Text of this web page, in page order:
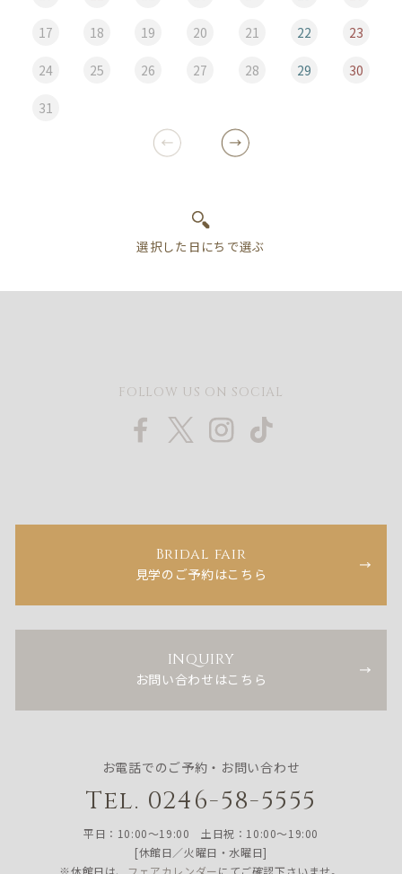
17 18 19 20 21 22 23
24 25 26 27 28 29 30
31
FOLLOW US ON SOCIAL
Bridal fair
見学のご予約はこちら
INQUIRY
お問い合わせはこちら
お電話でのご予約・お問い合わせ
Tel. 0246-58-5555
平日：10:00〜19:00 土日祝：10:00〜19:00
[休館日／火曜日・水曜日]
※休館日は、 フェアカレンダーにてご確認下さいませ。